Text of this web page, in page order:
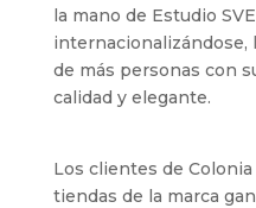
la mano de Estudio
internacionalizándose,
de más personas con
calidad y elegante.
Los clientes de
tiendas de la marca